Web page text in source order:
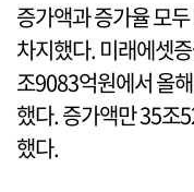
증가액과 증가율 모
차지했다. 미래에셋
조9083억원에서 올
했다. 증가액만 35조
했다.